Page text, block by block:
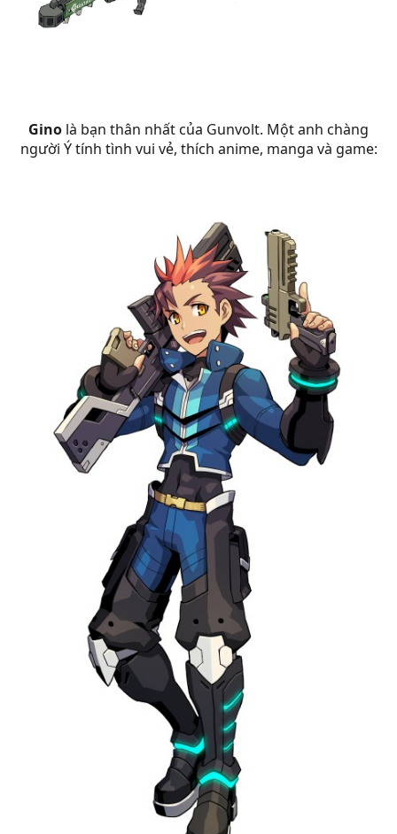
Gino là bạn thân nhất của Gunvolt. Một anh chàng
người Ý tính tình vui vẻ, thích anime, manga và game: